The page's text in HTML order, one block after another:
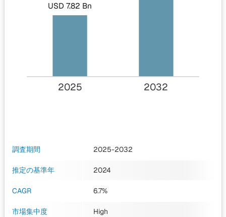
USD 7.82 Bn
2025 2032
調査期間 2025-2032
推定の基準年 2024
CAGR 6.7%
市場集中度 High